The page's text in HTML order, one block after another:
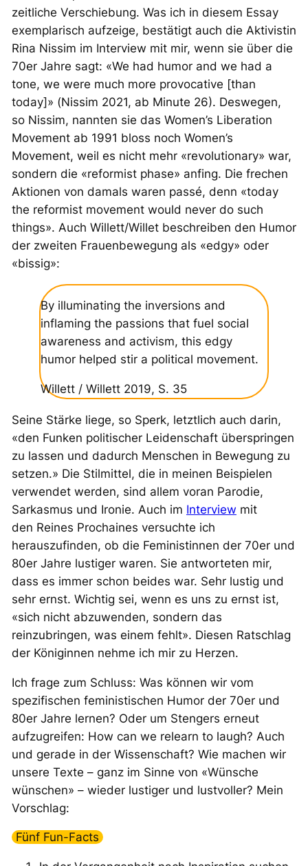
zeitliche Verschiebung. Was ich in diesem Essay
exemplarisch aufzeige, bestätigt auch die Aktivistin
Rina Nissim im Interview mit mir, wenn sie über die
70er Jahre sagt: «We had humor and we had a
tone, we were much more provocative [than
today]» (Nissim 2021, ab Minute 26). Deswegen,
so Nissim, nannten sie das Women’s Liberation
Movement ab 1991 bloss noch Women’s
Movement, weil es nicht mehr «revolutionary» war,
sondern die «reformist phase» anfing. Die frechen
Aktionen von damals waren passé, denn «today
the reformist movement would never do such
things». Auch Willett/Willet beschreiben den Humor
der zweiten Frauenbewegung als «edgy» oder
«bissig»:
By illuminating the inversions and
inflaming the passions that fuel social
awareness and activism, this edgy
humor helped stir a political movement.
Willett / Willett 2019, S. 35
Seine Stärke liege, so Sperk, letztlich auch darin,
«den Funken politischer Leidenschaft überspringen
zu lassen und dadurch Menschen in Bewegung zu
setzen.» Die Stilmittel, die in meinen Beispielen
verwendet werden, sind allem voran Parodie,
Sarkasmus und Ironie. Auch im Interview mit
den Reines Prochaines versuchte ich
herauszufinden, ob die Feministinnen der 70er und
80er Jahre lustiger waren. Sie antworteten mir,
dass es immer schon beides war. Sehr lustig und
sehr ernst. Wichtig sei, wenn es uns zu ernst ist,
«sich nicht abzuwenden, sondern das
reinzubringen, was einem fehlt». Diesen Ratschlag
der Königinnen nehme ich mir zu Herzen.
Ich frage zum Schluss: Was können wir vom
spezifischen feministischen Humor der 70er und
80er Jahre lernen? Oder um Stengers erneut
aufzugreifen: How can we relearn to laugh? Auch
und gerade in der Wissenschaft? Wie machen wir
unsere Texte – ganz im Sinne von «Wünsche
wünschen» – wieder lustiger und lustvoller? Mein
Vorschlag:
Fünf Fun-Facts